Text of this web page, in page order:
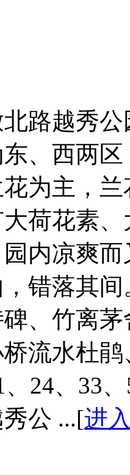
路越秀
、西两
为主，
荷花素
内凉爽
错落其
、竹离
流水杜
24、33
公 ...[进